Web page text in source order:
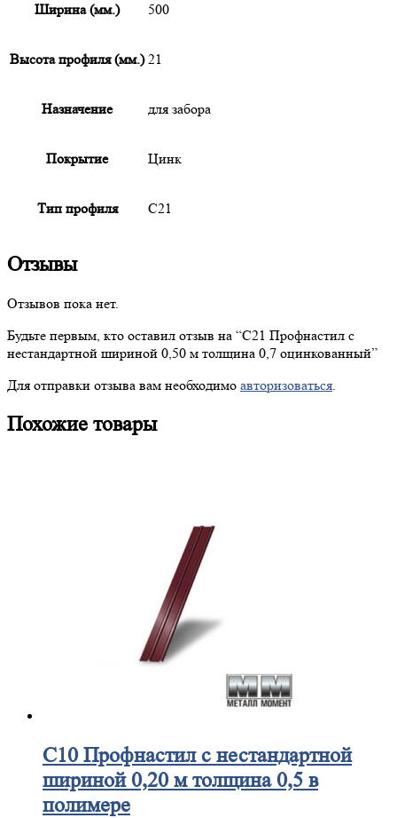
Ширина (мм.) 500
Высота профиля (мм.) 21
Назначение для забора
Покрытие Цинк
Тип профиля С21
Отзывы
Отзывов пока нет.
Будьте первым, кто оставил отзыв на “С21 Профнастил с
нестандартной шириной 0,50 м толщина 0,7 оцинкованный”
Для отправки отзыва вам необходимо авторизоваться.
Похожие товары
С10Профнастил с нестандартной
шириной 0,20 м толщина 0,5 в
полимере